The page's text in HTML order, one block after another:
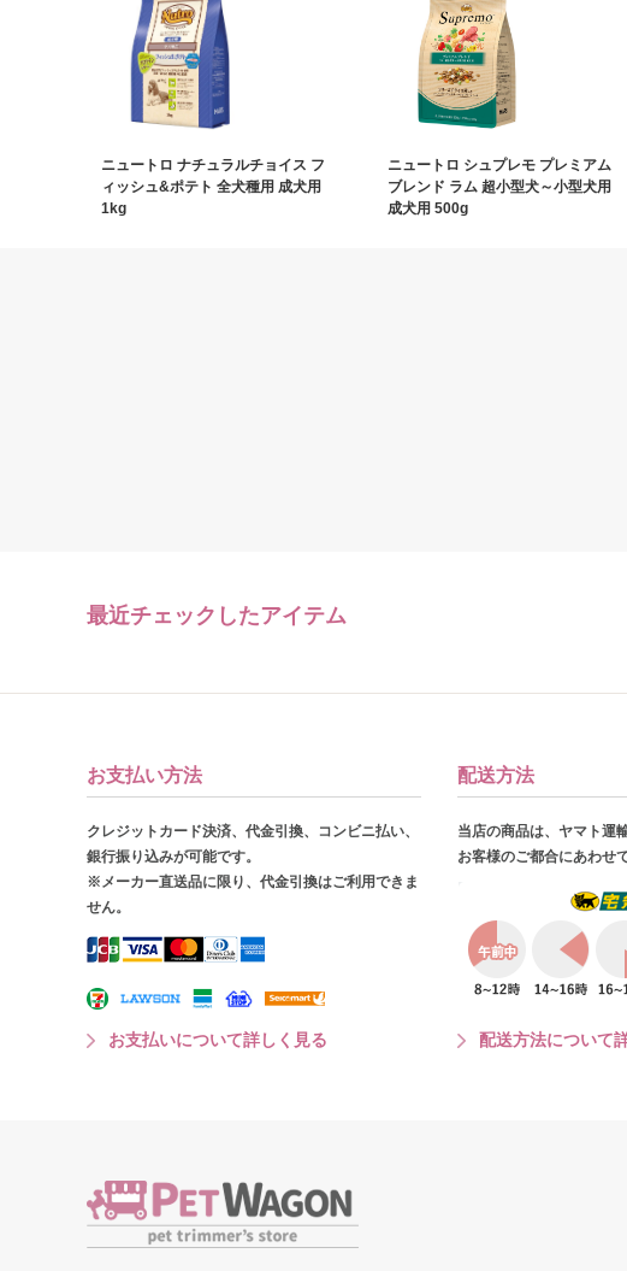
ニュートロ ナチュラルチョイス フ
ィッシュ&ポテト 全犬種用 成犬用
1kg
ニュートロ シュプレモ プレミアム
ブレンド ラム 超小型犬～小型犬用
成犬用 500g
最近チェックしたアイテム
お支払い方法
クレジットカード決済、代金引換、コンビニ払い、
銀行振り込みが可能です。
※メーカー直送品に限り、代金引換はご利用できま
せん。
お支払いについて詳しく見る
配送方法
当店の商品は、ヤマト運
お客様のご都合にあわせ
配送方法について